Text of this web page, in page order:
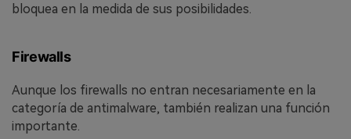
bloquea en la medida de sus posibilidades.
Firewalls
Aunque los firewalls no entran necesariamente en la
categoría de antimalware, también realizan una función
importante.